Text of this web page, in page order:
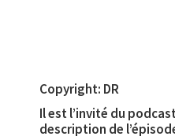
Copyright: DR
Il est l’invité du
description de